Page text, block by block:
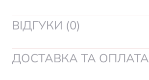
ВІДГУКИ (0)
ДОСТАВКА ТА ОПЛАТА